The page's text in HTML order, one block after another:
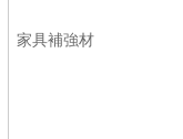
家具補強材